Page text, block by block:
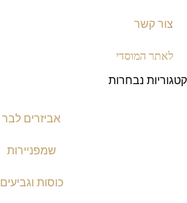
צור קשר
לאתר המוסדי
קטגוריות נבחרות
אביזרים לבר
שמפניירות
כוסות וגביעים